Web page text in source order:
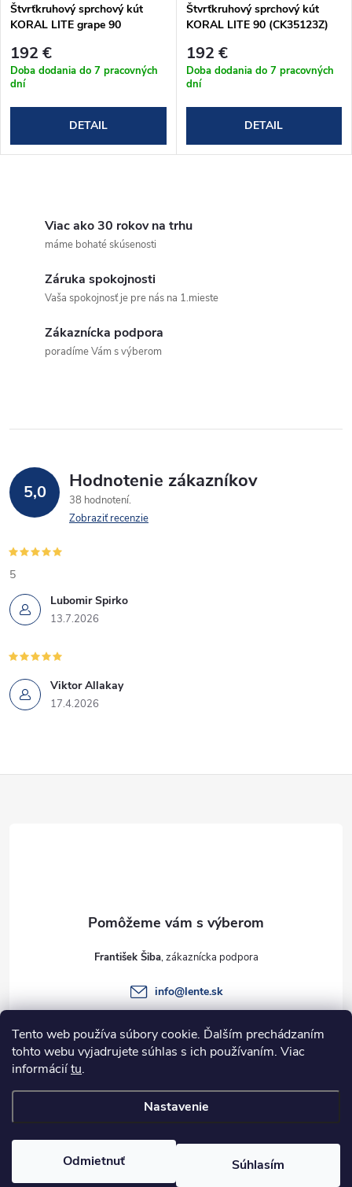
Tento web používa súbory cookie. Ďalším prechádzaním
tohto webu vyjadrujete súhlas s ich používaním. Viac
informáciítu.
Nastavenie
Odmietnuť Súhlasím
Štvrťkruhový sprchový kút
KORAL LITE grape 90
192 €
Doba dodania do 7 pracovných
dní
DETAIL
Štvrťkruhový sprchový kút
KORAL LITE 90 (CK35123Z)
192 €
Doba dodania do 7 pracovných
dní
DETAIL
i
p
r
v
k
y
ý
p
s
Viac ako 30 rokov na trhu
máme bohaté skúsenosti
Záruka spokojnosti
Vaša spokojnosť je pre nás na 1.mieste
Zákaznícka podpora
poradíme Vám s výberom
5,0 Hodnotenie zákazníkov
38 hodnotení
Zobraziť recenzie
Lubomir Spirko
13.7.2026
5
Viktor Allakay
17.4.2026
e
František Šiba
info@lente.sk
Informácie pre vás
. Všetky práva vyhradené.